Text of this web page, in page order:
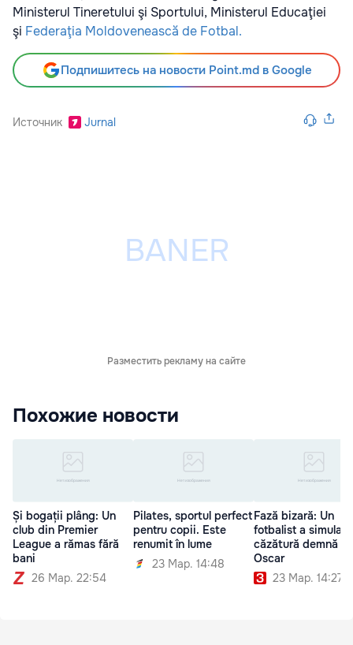
Ministerul Tineretului şi Sportului, Ministerul Educaţiei
şi Federaţia Moldovenească de Fotbal.
Подпишитесь на новости Point.md в Google
Источник Jurnal
Разместить рекламу на сайте
Похожие новости
Și bogații plâng: Un
club din Premier
League a rămas fără
bani
26 Мар. 22:54
Pilates, sportul perfect
pentru copii. Este
renumit în lume
23 Мар. 14:48
Fază bizară: Un
fotbalist a simulat
căzătură demnă
Oscar
23 Мар. 14:27